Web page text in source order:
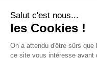
Salut c'est nous...
les Cookies !
On a attendu d'être sûrs que
ce site vous intéresse avant